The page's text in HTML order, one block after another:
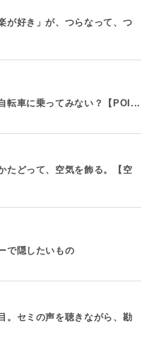
が好き」が、つらなって、つ
転車に乗ってみない？【POI...
たどって、空気を飾る。【空
で隠したいもの
。セミの声を聴きながら、勘